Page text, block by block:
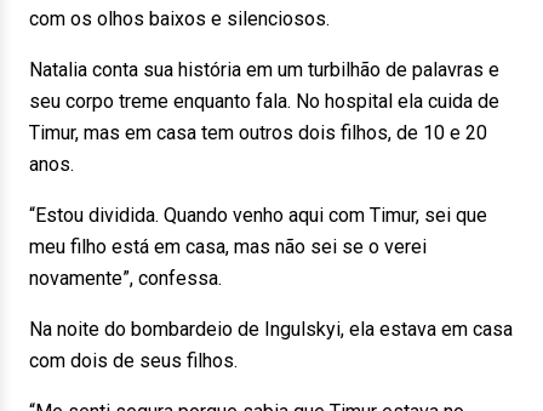
com os olhos baixos e silenciosos.
Natalia conta sua história em um turbilhão de palavras e
seu corpo treme enquanto fala. No hospital ela cuida de
Timur, mas em casa tem outros dois filhos, de 10 e 20
anos.
“Estou dividida. Quando venho aqui com Timur, sei que
meu filho está em casa, mas não sei se o verei
novamente”, confessa.
Na noite do bombardeio de Ingulskyi, ela estava em casa
com dois de seus filhos.